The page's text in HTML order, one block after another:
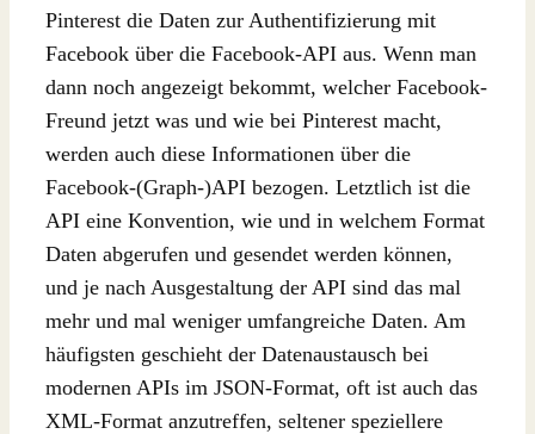
Pinterest die Daten zur Authentifizierung mit
Facebook über die Facebook-API aus. Wenn man
dann noch angezeigt bekommt, welcher Facebook-
Freund jetzt was und wie bei Pinterest macht,
werden auch diese Informationen über die
Facebook-(Graph-)API bezogen. Letztlich ist die
API eine Konvention, wie und in welchem Format
Daten abgerufen und gesendet werden können,
und je nach Ausgestaltung der API sind das mal
mehr und mal weniger umfangreiche Daten. Am
häufigsten geschieht der Datenaustausch bei
modernen APIs im JSON-Format, oft ist auch das
XML-Format anzutreffen, seltener speziellere